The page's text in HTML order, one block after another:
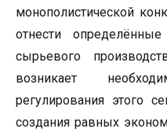
монополистической
отнести
сырьевого
возникает
регулирования этого
создания равных